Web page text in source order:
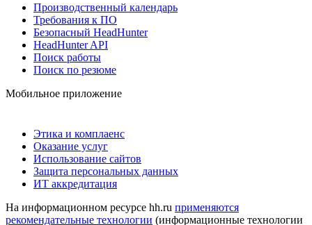
Производственный календарь
Требования к ПО
Безопасный HeadHunter
HeadHunter API
Поиск работы
Поиск по резюме
Мобильное приложение
Этика и комплаенс
Оказание услуг
Использование сайтов
Защита персональных данных
ИТ аккредитация
На информационном ресурсе hh.ru применяются
рекомендательные технологии (информационные технологии